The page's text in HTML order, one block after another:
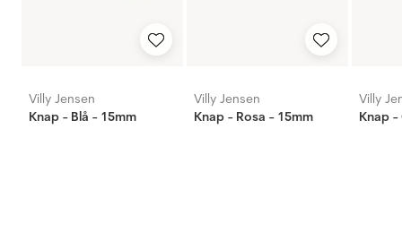
Villy Jensen
Knap - Blå - 15mm
Villy Jensen
Knap - Rosa - 15mm
Villy
Knap -